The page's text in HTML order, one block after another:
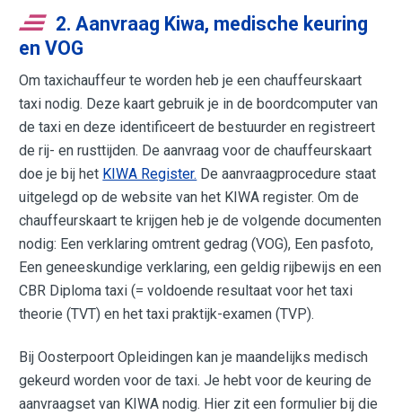
2. Aanvraag Kiwa, medische keuring
en VOG
Om taxichauffeur te worden heb je een chauffeurskaart
taxi nodig. Deze kaart gebruik je in de boordcomputer van
de taxi en deze identificeert de bestuurder en registreert
de rij- en rusttijden. De aanvraag voor de chauffeurskaart
doe je bij het KIWA Register. De aanvraagprocedure staat
uitgelegd op de website van het KIWA register. Om de
chauffeurskaart te krijgen heb je de volgende documenten
nodig: Een verklaring omtrent gedrag (VOG), Een pasfoto,
Een geneeskundige verklaring, een geldig rijbewijs en een
CBR Diploma taxi (= voldoende resultaat voor het taxi
theorie (TVT) en het taxi praktijk-examen (TVP).
Bij Oosterpoort Opleidingen kan je maandelijks medisch
gekeurd worden voor de taxi. Je hebt voor de keuring de
aanvraagset van KIWA nodig. Hier zit een formulier bij die